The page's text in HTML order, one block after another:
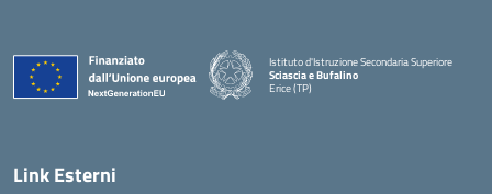
Istituto d'Istruzione Secondaria Superiore
Sciascia e Bufalino
Erice (TP)
Link Esterni